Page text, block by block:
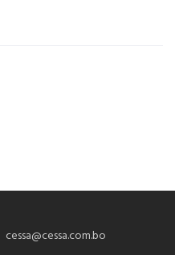
cessa@cessa.com.bo